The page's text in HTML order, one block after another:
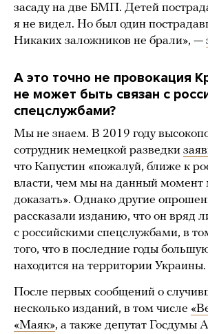
засаду на две БМП. Детей
я не видел. Но был один
Никаких заложников не брали», —
А это точно не провокация
не может быть связан с
спецслужбами?
Мы не знаем. В 2019 году
сотрудник немецкой разведки
что Капустин «пожалуй, ближе к
власти, чем мы на данный
доказать». Однако другие
рассказали изданию, что он вряд
с российскими спецслужбами, в
того, что в последние годы
находится на территории Украины.
После первых сообщений о
несколько изданий, в том числе
«Маяк», а также депутат Госдумы